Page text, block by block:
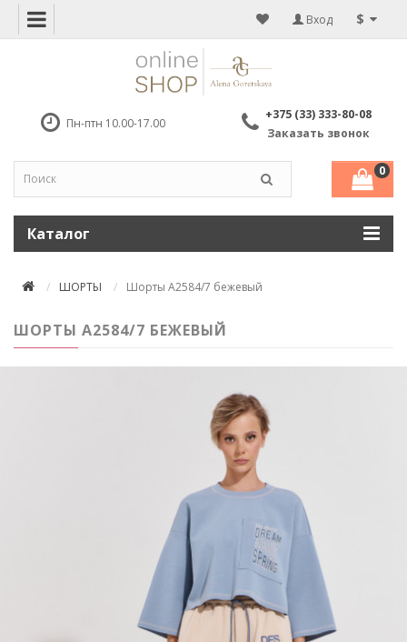
$
Вход
Пн-птн 10.00-17.00
+375 (33) 333-80-08
Заказать звонок
0
Каталог
ШОРТЫ Шорты А2584/7 бежевый
ШОРТЫ А2584/7 БЕЖЕВЫЙ